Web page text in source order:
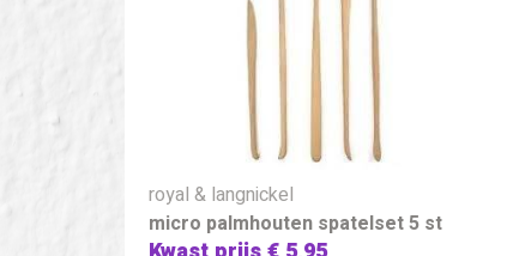
royal & langnickel
micro palmhouten spatelset 5 st